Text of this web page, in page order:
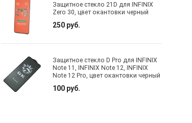
Защитное стекло 21D для INFINIX
Zero 30, цвет окантовки черный
250 руб.
Защитное стекло D Pro для INFINIX
Note 11, INFINIX Note 12, INFINIX
Note 12 Pro, цвет окантовки черный
100 руб.